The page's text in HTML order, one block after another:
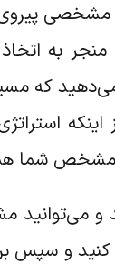
مشخصی
به اتخاذ
که
مشخص شما
و می‌توانید
کنید و سپس